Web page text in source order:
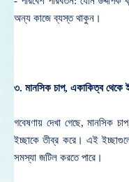
অন্য কাজে ব্যস্ত থাকুন।
৩. মানসিক চাপ, একাকিত্ব থেকে
গবেষণায় দেখা গেছে, মানসিক
ইচ্ছাকে তীব্র করে। এই
সমস্যা জটিল করতে পারে।